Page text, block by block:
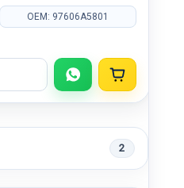
OEM: 97606A5801
2